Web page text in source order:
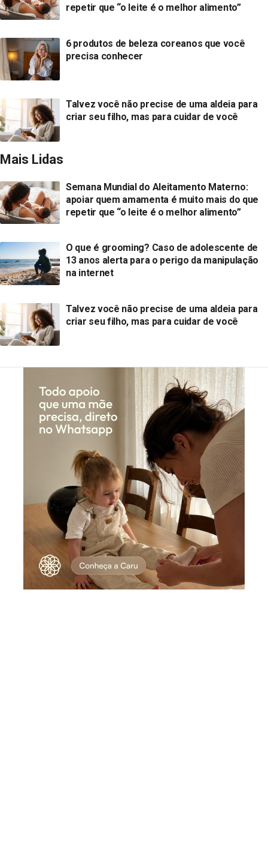
repetir que “o leite é o melhor alimento”
6 produtos de beleza coreanos que você
precisa conhecer
Talvez você não precise de uma aldeia para
criar seu filho, mas para cuidar de você
Mais Lidas
Semana Mundial do Aleitamento Materno:
apoiar quem amamenta é muito mais do que
repetir que “o leite é o melhor alimento”
O que é grooming? Caso de adolescente de
13 anos alerta para o perigo da manipulação
na internet
Talvez você não precise de uma aldeia para
criar seu filho, mas para cuidar de você